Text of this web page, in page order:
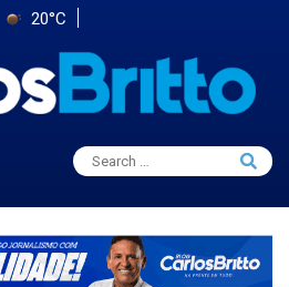
20°C
Search
for:
Search